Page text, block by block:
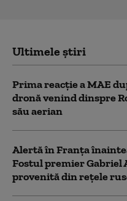
Ultimele știri
Prima reacție a MAE
dronă venind dinspre
său aerian
Alertă în Franța
Fostul premier Gabriel
provenită din rețele